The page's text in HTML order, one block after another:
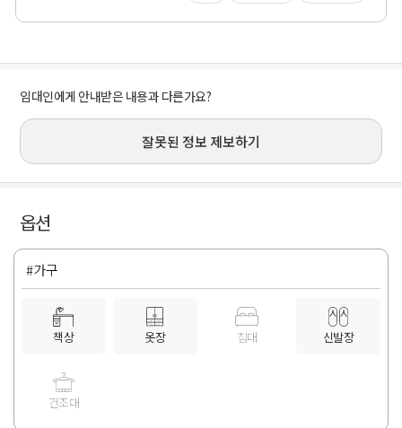
임대인에게 안내받은 내용과 다른가요?
잘못된 정보 제보하기
옵션
#가구
책상 옷장 침대 신발장
건조대